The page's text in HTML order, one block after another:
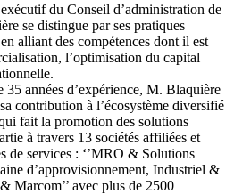
du Conseil d’administration de
se distingue par ses pratiques
alliant des compétences dont il est
l’optimisation du capital
35 années d’expérience, M. Blaquière
contribution à l’écosystème diversifié
fait la promotion des solutions
à travers 13 sociétés affiliées et
de services : ‘’MRO & Solutions
d’approvisionnement, Industriel &
Marcom’’ avec plus de 2500